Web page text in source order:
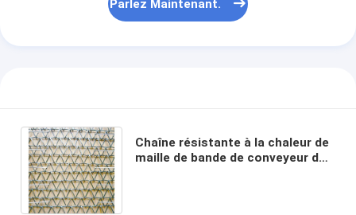
Parlez Maintenant.
Chaîne résistante à la chaleur de
maille de bande de conveyeur de